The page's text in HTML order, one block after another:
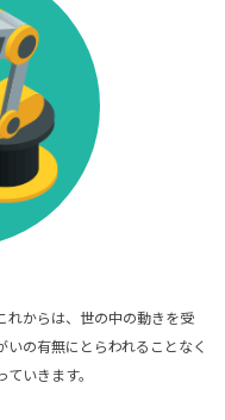
からは、世の中の動きを受
の有無にとらわれることなく
いきます。